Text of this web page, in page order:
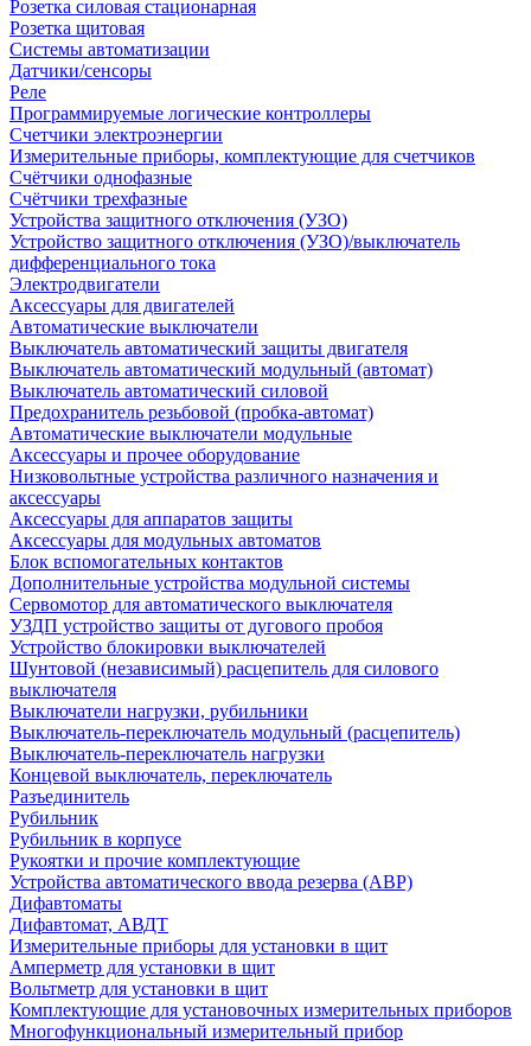
Розетка силовая стационарная
Розетка щитовая
Системы автоматизации
Датчики/сенсоры
Реле
Программируемые логические контроллеры
Счетчики электроэнергии
Измерительные приборы, комплектующие для счетчиков
Счётчики однофазные
Счётчики трехфазные
Устройства защитного отключения (УЗО)
Устройство защитного отключения (УЗО)/выключатель
дифференциального тока
Электродвигатели
Аксессуары для двигателей
Автоматические выключатели
Выключатель автоматический защиты двигателя
Выключатель автоматический модульный (автомат)
Выключатель автоматический силовой
Предохранитель резьбовой (пробка-автомат)
Автоматические выключатели модульные
Аксессуары и прочее оборудование
Низковольтные устройства различного назначения и
аксессуары
Аксессуары для аппаратов защиты
Аксессуары для модульных автоматов
Блок вспомогательных контактов
Дополнительные устройства модульной системы
Сервомотор для автоматического выключателя
УЗДП устройство защиты от дугового пробоя
Устройство блокировки выключателей
Шунтовой (независимый) расцепитель для силового
выключателя
Выключатели нагрузки, рубильники
Выключатель-переключатель модульный (расцепитель)
Выключатель-переключатель нагрузки
Концевой выключатель, переключатель
Разъединитель
Рубильник
Рубильник в корпусе
Рукоятки и прочие комплектующие
Устройства автоматического ввода резерва (АВР)
Дифавтоматы
Дифавтомат, АВДТ
Измерительные приборы для установки в щит
Амперметр для установки в щит
Вольтметр для установки в щит
Комплектующие для установочных измерительных приборов
Многофункциональный измерительный прибор